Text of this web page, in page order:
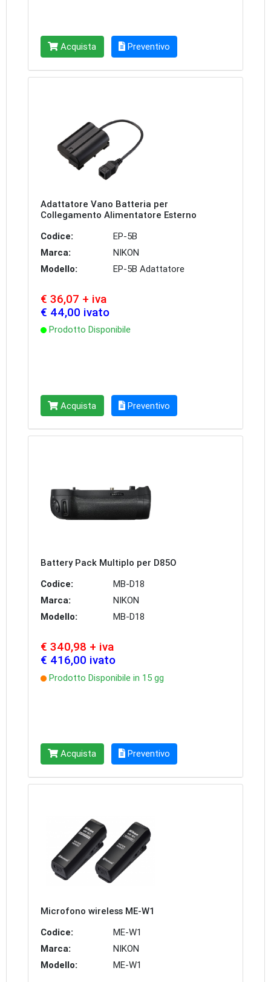
Acquista Preventivo
Adattatore Vano Batteria per
Collegamento Alimentatore Esterno
Codice:
EP-5B
Marca:
NIKON
Modello:
EP-5B Adattatore
€ 36,07 + iva
€ 44,00 ivato
Prodotto Disponibile
Acquista Preventivo
Battery Pack Multiplo per D85O
Codice:
MB-D18
Marca:
NIKON
Modello:
MB-D18
€ 340,98 + iva
€ 416,00 ivato
Prodotto Disponibile in 15 gg
Acquista Preventivo
Microfono wireless ME-W1
Codice:
ME-W1
Marca:
NIKON
Modello:
ME-W1